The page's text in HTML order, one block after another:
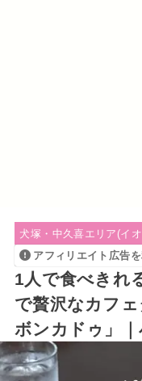
犬塚・中久喜エリア(イ
アフィリエイト広告を
1人で食べきれ
で贅沢なカフ
ボンカドゥ」｜